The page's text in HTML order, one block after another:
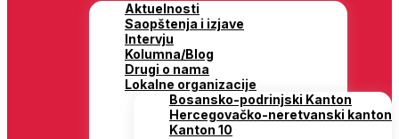
Aktuelnosti
Saopštenja i izjave
Intervju
Kolumna/Blog
Drugi o nama
Lokalne organizacije
Bosansko-podrinjski Kanton
Hercegovačko-neretvanski kanton
Kanton 10